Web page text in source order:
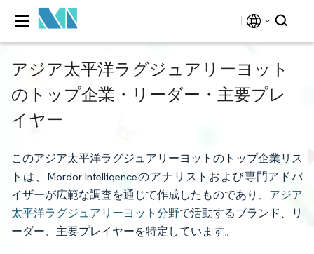
アジア太平洋ラグジュアリーヨット
のトップ企業・リーダー・主要プレ
イヤー
このアジア太平洋ラグジュアリーヨットのトップ企業リス
トは、Mordor Intelligenceのアナリストおよび専門アドバ
イザーが広範な調査を通じて作成したものであり、 アジア
太平洋ラグジュアリーヨット分野で活動するブランド、リ
ーダー、主要プレイヤーを特定しています。